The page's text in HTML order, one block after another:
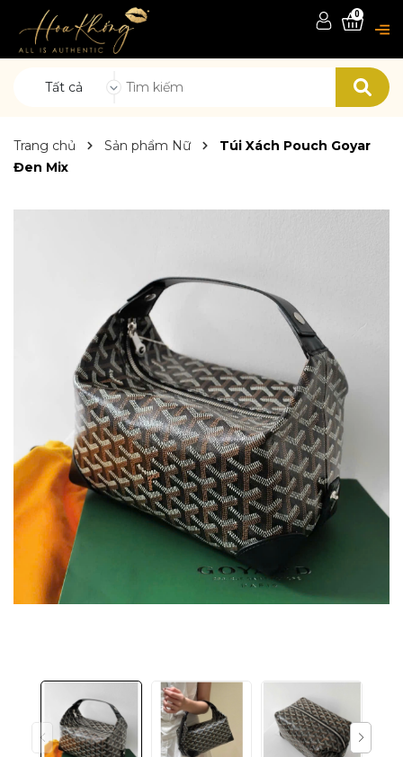
Tất cả
0
Trang chủ Sản phẩm Nữ
Túi Xách Pouch Goyar
Đen Mix